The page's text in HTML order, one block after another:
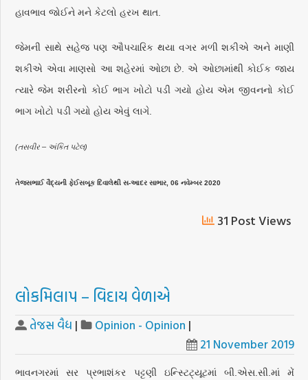
હાવભાવ જોઈને મને કેટલો હરખ થાત.
જેમની સાથે સહેજ પણ ઔપચારિક થયા વગર મળી શકીએ અને માણી
શકીએ એવા માણસો આ શહેરમાં ઓછા છે. એ ઓછામાંથી કોઈક જાય
ત્યારે જેમ શરીરનો કોઈ ભાગ ખોટો પડી ગયો હોય એમ જીવનનો કોઈ
ભાગ ખોટો પડી ગયો હોય એવું લાગે.
(તસવીર – અંકિત પટેલ)
તેજસભાઈ વૈદ્યની ફેઈસબૂક દિવાલેથી સ-આદર સાભાર, 06 નવેમ્બર 2020
31 Post Views
લોકમિલાપ – વિદાય વેળાએ
તેજસ વૈદ્ય | Opinion - Opinion |
21 November 2019
ભાવનગરમાં સર પ્રભાશંકર પટ્ટણી ઇન્સ્ટિટ્યૂટમાં બી.એસ.સી.માં મેં